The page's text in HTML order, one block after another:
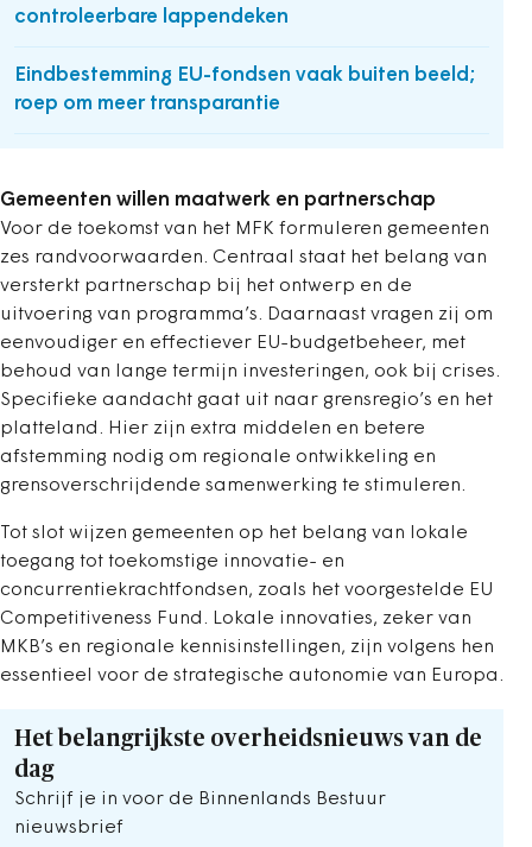
controleerbare lappendeken
Eindbestemming EU-fondsen vaak buiten beeld;
roep om meer transparantie
Gemeenten willen maatwerk en partnerschap
Voor de toekomst van het MFK formuleren gemeenten
zes randvoorwaarden. Centraal staat het belang van
versterkt partnerschap bij het ontwerp en de
uitvoering van programma’s. Daarnaast vragen zij om
eenvoudiger en effectiever EU-budgetbeheer, met
behoud van lange termijn investeringen, ook bij crises.
Specifieke aandacht gaat uit naar grensregio’s en het
platteland. Hier zijn extra middelen en betere
afstemming nodig om regionale ontwikkeling en
grensoverschrijdende samenwerking te stimuleren.
Tot slot wijzen gemeenten op het belang van lokale
toegang tot toekomstige innovatie- en
concurrentiekrachtfondsen, zoals het voorgestelde EU
Competitiveness Fund. Lokale innovaties, zeker van
MKB’s en regionale kennisinstellingen, zijn volgens hen
essentieel voor de strategische autonomie van Europa.
Het belangrijkste overheidsnieuws van de
dag
Schrijf je in voor de Binnenlands Bestuur
nieuwsbrief